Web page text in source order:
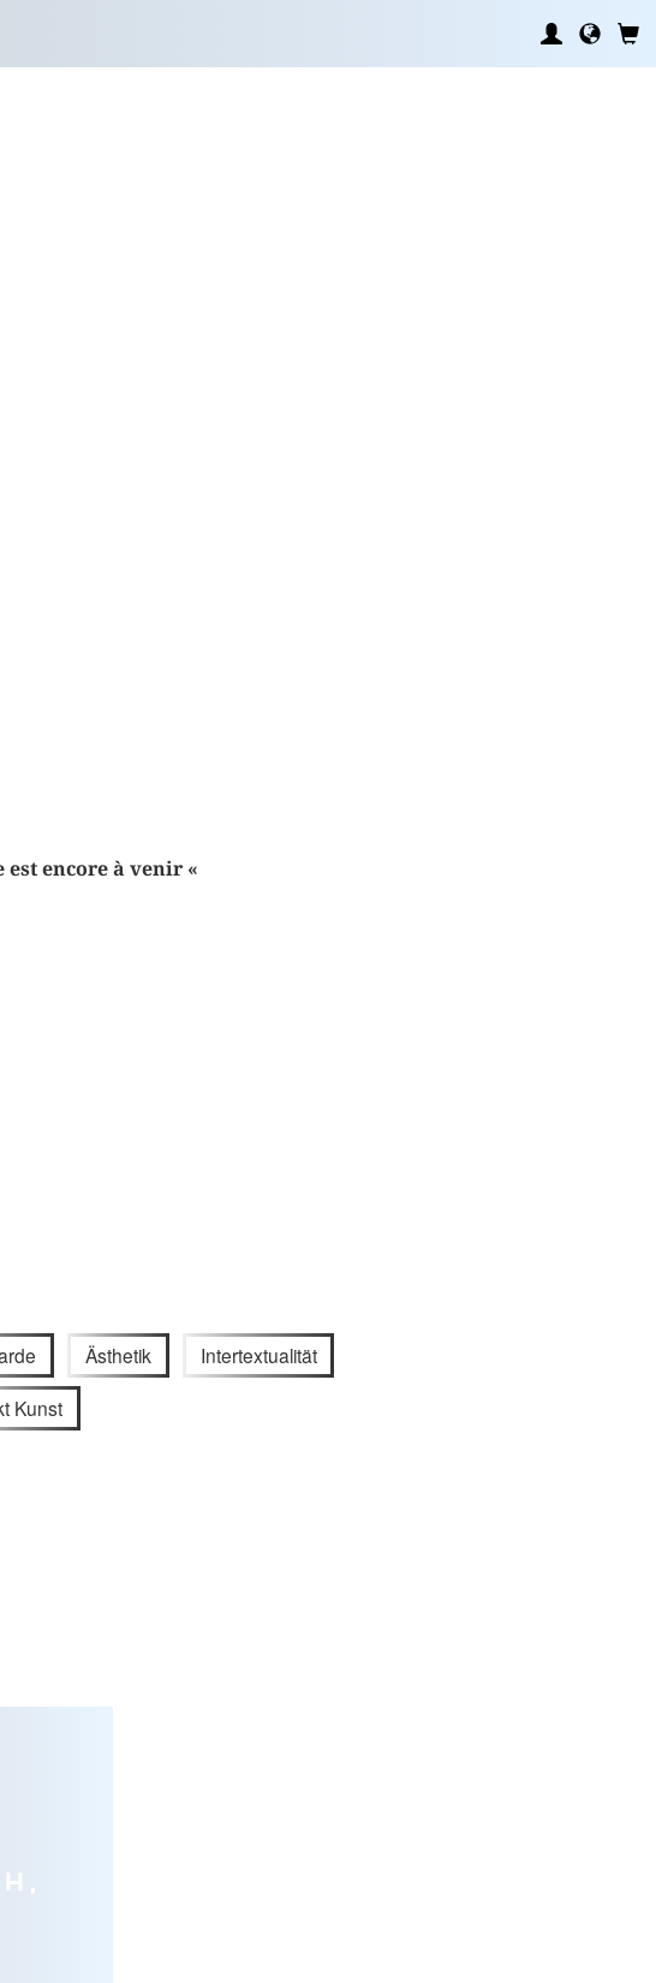
est encore à venir «
Ästhetik Intertextualität
Kunst